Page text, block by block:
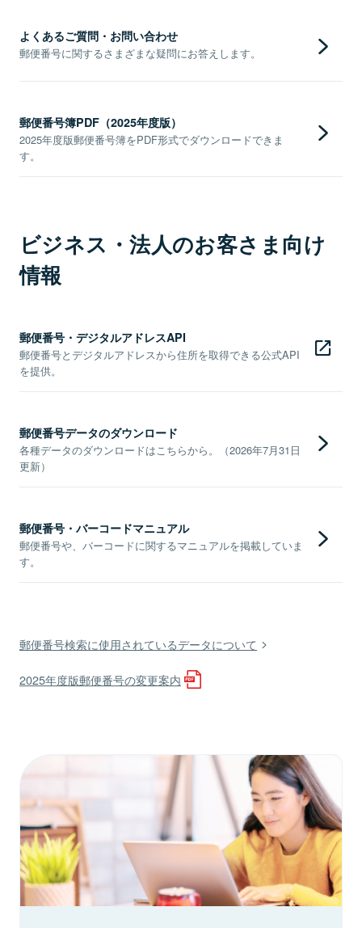
よくあるご質問・お問い合わせ
郵便番号に関するさまざまな疑問にお答えします。
郵便番号簿PDF（2025年度版）
2025年度版郵便番号簿をPDF形式でダウンロードできま
す。
ビジネス・法人のお客さま向け
情報
郵便番号・デジタルアドレスAPI
郵便番号とデジタルアドレスから住所を取得できる公式API
を提供。
郵便番号データのダウンロード
各種データのダウンロードはこちらから。（2026年7月31日
更新）
郵便番号・バーコードマニュアル
郵便番号や、バーコードに関するマニュアルを掲載していま
す。
郵便番号検索に使用されているデータについて
2025年度版郵便番号の変更案内